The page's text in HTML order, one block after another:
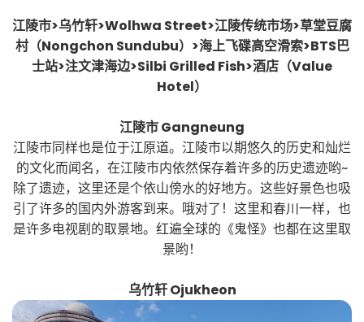
江陵市>乌竹轩>Wolhwa Street>江陵传统市场>草堂豆腐
村（Nongchon Sundubu）>海上飞碟高空滑索>BTS巴
士站>注文津海边>Silbi Grilled Fish>酒店（Value
Hotel）
江陵市 Gangneung
江陵市同样也是位于江原道。江陵市以期悠久的历史和灿烂
的文化而闻名，在江陵市内依然保存着许多的历史遗迹哟~
除了遗迹，这里还是个依山傍水的好地方。这些好景色也吸
引了许多的国内外游客到来。哦对了！这里和春川一样，也
是许多电视剧的取景地。红遍全球的《鬼怪》也都在这里取
景哟！
乌竹轩 Ojukheon